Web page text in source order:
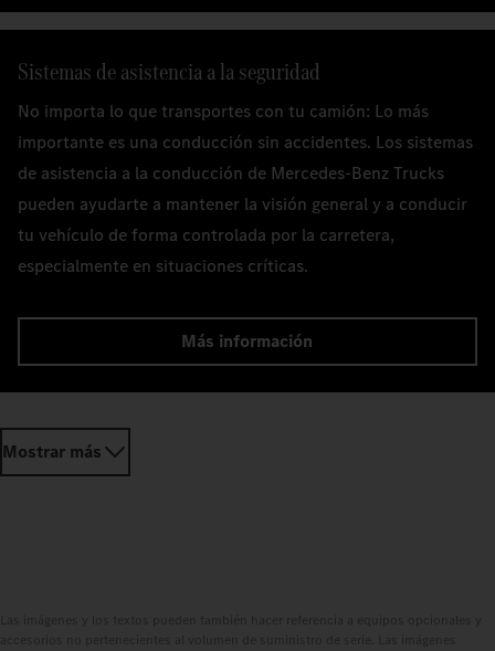
Sistemas de asistencia a la seguridad
No importa lo que transportes con tu camión: Lo más
importante es una conducción sin accidentes. Los sistemas
de asistencia a la conducción de Mercedes-Benz Trucks
pueden ayudarte a mantener la visión general y a conducir
tu vehículo de forma controlada por la carretera,
especialmente en situaciones críticas.
Más información
Mostrar más